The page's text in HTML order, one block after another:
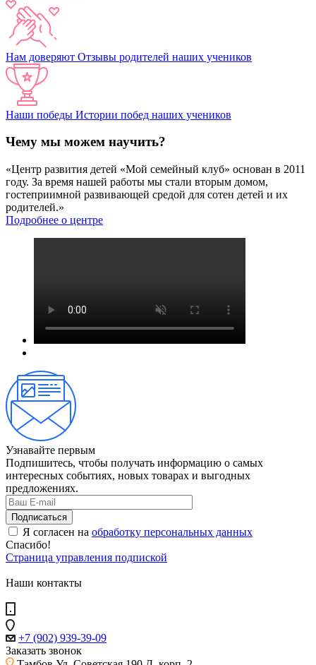
Нам доверяют Отзывы родителей наших учеников
Наши победы Истории побед наших учеников
Чему мы можем научить?
«Центр развития детей «Мой семейный клуб» основан в 2011
году. За время нашей работы мы стали вторым домом,
гостеприимной развивающей средой для сотен детей и их
родителей.»
Подробнее о центре
Узнавайте первым
Подпишитесь, чтобы получать информацию о самых
интересных событиях, новых товарах и выгодных
предложениях.
Я согласен на обработку персональных данных
Спасибо!
Страница управления подпиской
Наши контакты
+7 (902) 939-39-09
Заказать звонок